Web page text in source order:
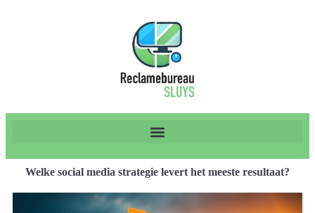
Welke social media strategie levert het meeste resultaat?